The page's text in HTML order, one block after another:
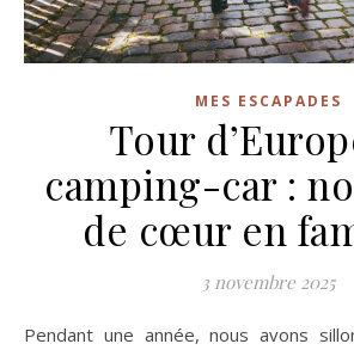
MES ESCAPADES
Tour
camping-car :
de cœur en
3 novembre 2025
Pendant une année, nous avons sillonné les routes de